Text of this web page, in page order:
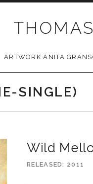
ARTWORK ANITA
SINGLE)
Wild
RELEASED 2011